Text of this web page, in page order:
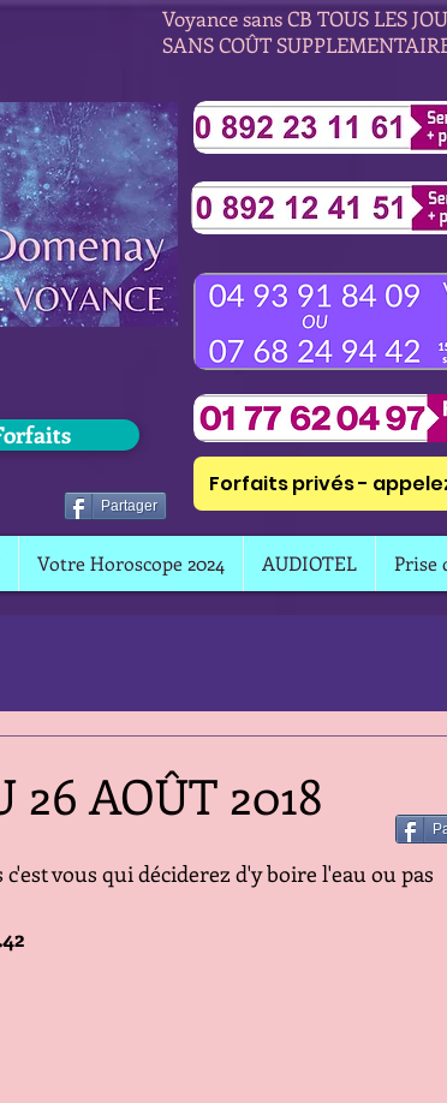
Voyance sans CB TOUS LES
SANS COÛT
Partager
Forfaits privés - appelez
Votre Horoscope 2024 AUDIOTEL Prise
26 AOÛT 2018
vous qui déciderez d'y boire l'eau ou pas